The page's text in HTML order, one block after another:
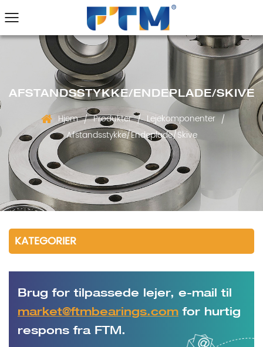
AFSTANDSSTYKKE/ENDEPLADE/SKIVE
Hjem / Produkter / Lejekomponenter /
Afstandsstykke/Endeplade/Skive
KATEGORIER
Brug for tilpassede lejer, e-mail til
market@ftmbearings.com for hurtig
respons fra FTM.